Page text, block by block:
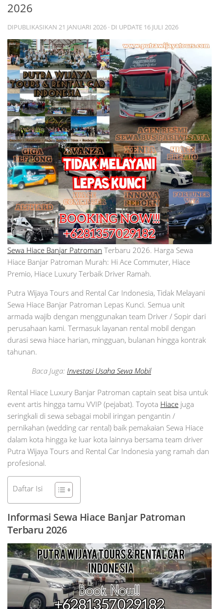
2026
DIPUBLIKASIKAN 21 JANUARI 2026 · DI UPDATE 16 JULI 2026
Sewa Hiace Banjar Patroman Terbaru 2026. Harga Sewa
Hiace Banjar Patroman Murah: Hi Ace Commuter, Hiace
Premio, Hiace Luxury Terbaik Driver Ramah.
Putra Wijaya Tours and Rental Car Indonesia, Tidak Melayani
Sewa Hiace Banjar Patroman Lepas Kunci. Semua unit
armada wajib dengan menggunakan team Driver / Sopir dari
perusahaan kami. Termasuk layanan rental mobil dengan
durasi sewa hiace harian, mingguan, bulanan hingga kontrak
tahunan.
Baca Juga: Investasi Usaha Sewa Mobil
Rental Hiace Luxury Banjar Patroman captain seat bisa untuk
event artis hingga tamu VVIP (pejabat). Toyota Hiace juga
seringkali di sewa sebagai mobil iringan pengantin /
pernikahan (wedding car rental) baik pemakaian Sewa Hiace
dalam kota hingga ke luar kota lainnya bersama team driver
Putra Wijaya Tours and Rental Car Indonesia yang ramah dan
profesional.
Daftar Isi
Informasi Sewa Hiace Banjar Patroman
Terbaru 2026